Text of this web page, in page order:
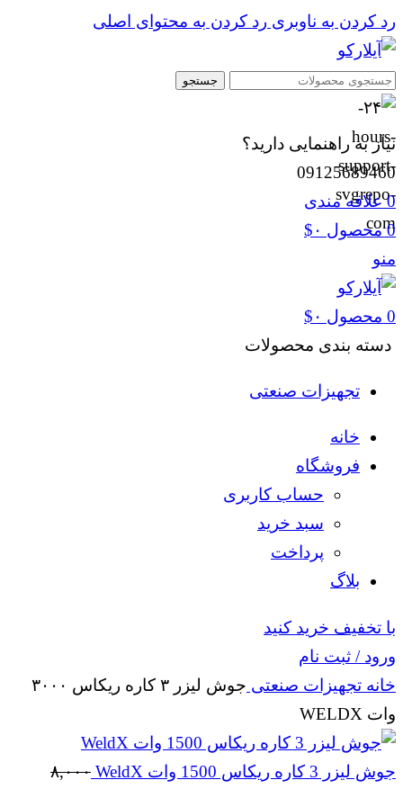
رد کردن به ناوبری رد کردن به محتوای اصلی
جستجو
نیاز به راهنمایی دارید؟
09125689460
0 علاقه مندی
0 محصول $ ۰
منو
0 محصول $ ۰
دسته بندی محصولات
تجهیزات صنعتی
خانه
فروشگاه
حساب کاربری
سبد خرید
پرداخت
بلاگ
با تخفیف خرید کنید
ورود / ثبت نام
خانه تجهیزات صنعتی
جوش لیزر ۳ کاره ریکاس ۳۰۰۰
وات WELDX
جوش لیزر 3 کاره ریکاس 1500 وات WeldX
۸,۰۰۰